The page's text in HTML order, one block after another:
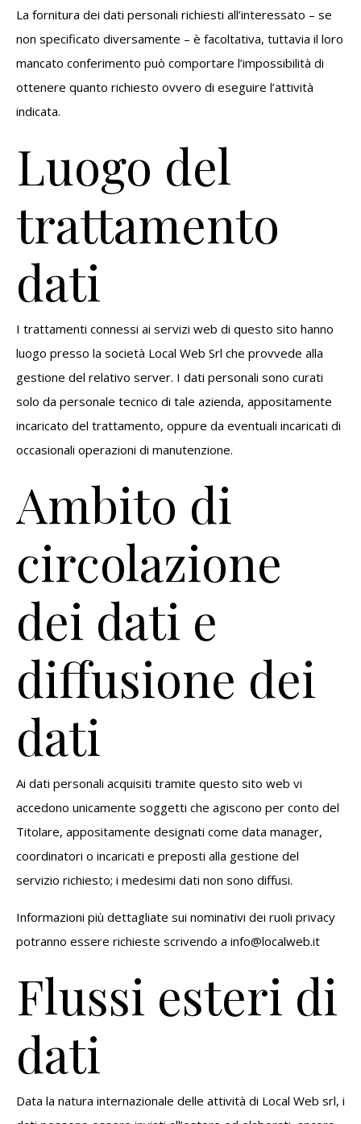
La fornitura dei dati personali richiesti all’interessato – se
non specificato diversamente – è facoltativa, tuttavia il loro
mancato conferimento può comportare l’impossibilità di
ottenere quanto richiesto ovvero di eseguire l’attività
indicata.
Luogo del
trattamento
dati
I trattamenti connessi ai servizi web di questo sito hanno
luogo presso la società Local Web Srl che provvede alla
gestione del relativo server. I dati personali sono curati
solo da personale tecnico di tale azienda, appositamente
incaricato del trattamento, oppure da eventuali incaricati di
occasionali operazioni di manutenzione.
Ambito di
circolazione
dei dati e
diffusione dei
dati
Ai dati personali acquisiti tramite questo sito web vi
accedono unicamente soggetti che agiscono per conto del
Titolare, appositamente designati come data manager,
coordinatori o incaricati e preposti alla gestione del
servizio richiesto; i medesimi dati non sono diffusi.
Informazioni più dettagliate sui nominativi dei ruoli privacy
potranno essere richieste scrivendo a info@localweb.it
Flussi esteri di
dati
Data la natura internazionale delle attività di Local Web srl, i